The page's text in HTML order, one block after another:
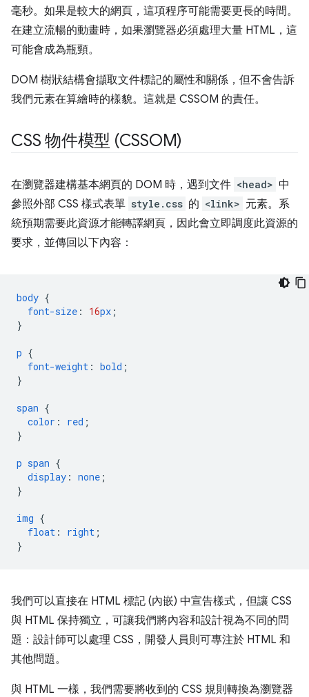
毫秒。如果是較大的網頁，這項程序可能需要更長的時間。
在建立流暢的動畫時，如果瀏覽器必須處理大量 HTML，這
可能會成為瓶頸。
DOM 樹狀結構會擷取文件標記的屬性和關係，但不會告訴
我們元素在算繪時的樣貌。這就是 CSSOM 的責任。
CSS 物件模型 (CSSOM)
在瀏覽器建構基本網頁的 DOM 時，遇到文件 <head> 中
參照外部 CSS 樣式表單 style.css 的 <link> 元素。系
統預期需要此資源才能轉譯網頁，因此會立即調度此資源的
要求，並傳回以下內容：
body {
font-size : 16px ;
}
p {
font-weight : bold ;
}
span {
color : red ;
}
p span {
display : none ;
}
img {
float : right ;
}
我們可以直接在 HTML 標記 (內嵌) 中宣告樣式，但讓 CSS
與 HTML 保持獨立，可讓我們將內容和設計視為不同的問
題：設計師可以處理 CSS，開發人員則可專注於 HTML 和
其他問題。
與 HTML 一樣，我們需要將收到的 CSS 規則轉換為瀏覽器